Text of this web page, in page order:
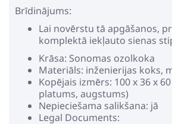
Brīdinājums:
Lai novērstu tā apgāšanos,
komplektā iekļauto sienas
Krāsa: Sonomas ozolkoka
Materiāls: inženierijas koks,
Kopējais izmērs: 100 x 36 x
platums, augstums)
Nepieciešama salikšana: jā
Legal Documents: